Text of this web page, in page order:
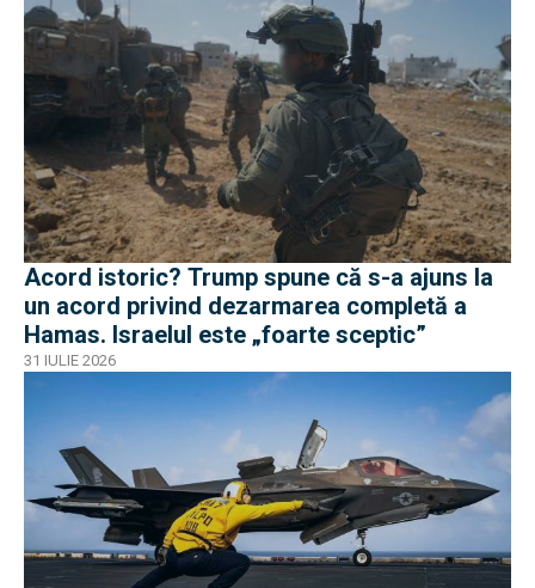
Acord istoric? Trump spune că s-a ajuns la
un acord privind dezarmarea completă a
Hamas. Israelul este „foarte sceptic”
31 IULIE 2026